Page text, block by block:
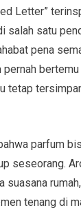
Letter”
salah satu
pena
pernah
tetap
parfum
seseorang.
suasana
tenang di